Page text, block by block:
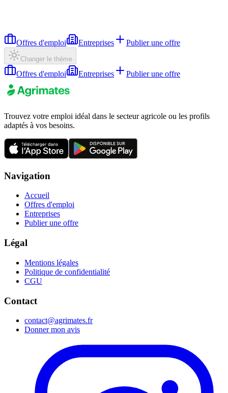
Offres d'emploi Entreprises Publier une offre
Changer le thème
Offres d'emploi Entreprises Publier une offre
Trouvez votre emploi idéal dans le secteur agricole ou les profils
adaptés à vos besoins.
Navigation
Accueil
Offres d'emploi
Entreprises
Publier une offre
Légal
Mentions légales
Politique de confidentialité
CGU
Contact
contact@agrimates.fr
Donner mon avis